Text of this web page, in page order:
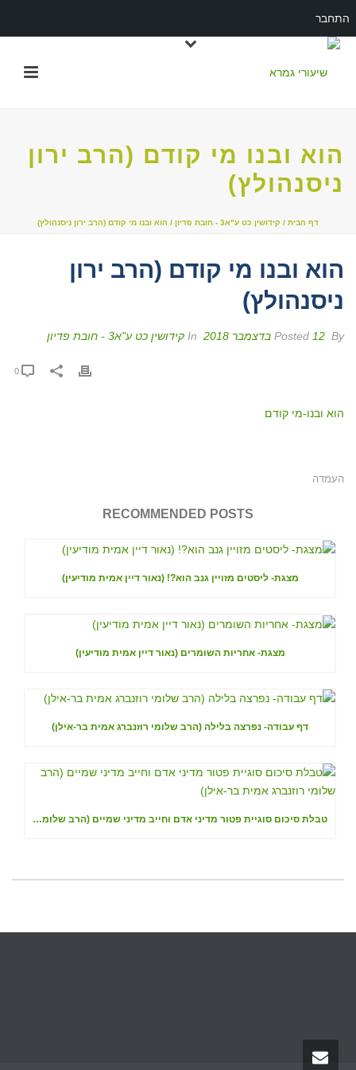
התחבר
הוא ובנו מי קודם (הרב ירון
ניסנהולץ)
דף הבית / קידושין כט ע"א3 - חובת פדיון / הוא ובנו מי קודם (הרב ירון ניסנהולץ)
הוא ובנו מי קודם (הרב ירון
ניסנהולץ)
By 12 בדצמבר 2018 קידושין כט ע"א3 - חובת פדיון
הוא ובנו-מי קודם
העמדה
RECOMMENDED POSTS
מצגת- ליסטים מזויין גנב הוא?! (נאור דיין אמית מודיעין)
מצגת- אחריות השומרים (נאור דיין אמית מודיעין)
דף עבודה- נפרצה בלילה (הרב שלומי רוזנברג אמית בר-אילן)
טבלת סיכום סוגיית פטור מדיני אדם וחייב מדיני שמיים (הרב שלומי רוזנברג אמית בר-אילן)